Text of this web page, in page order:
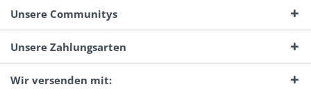
Unsere Communitys
Unsere Zahlungsarten
Wir versenden mit: